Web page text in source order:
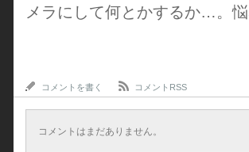
メラにして何とかするか…。
コメントを書く コメントRSS
コメントはまだありません。